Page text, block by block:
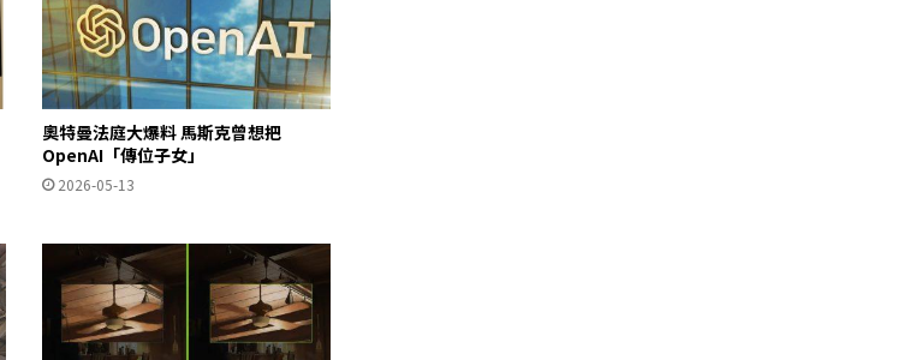
奧特曼法庭大爆料 馬斯克曾想把
OpenAI「傳位子女」
2026-05-13